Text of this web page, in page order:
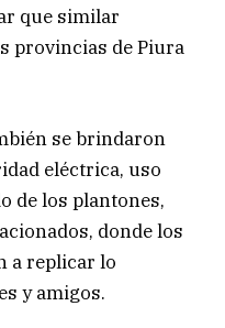
que similar
provincias de Piura
se brindaron
eléctrica, uso
de los plantones,
donde los
a replicar lo
y amigos.